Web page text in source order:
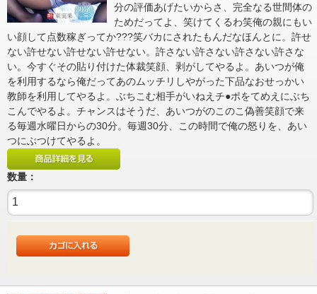
分の評価あげたいからさ、完全なる世間体の
ためだってよ、笑けてくるわ笑俺の親にもい
い顔して点数稼ぎってか???笑バカにされたもんだなほんとに。許せ
ない許せない許せない許せない。許さない許さない許さない許さな
い。今すぐその貼り付けた体裁笑顔、剥がしてやるよ。あいつが俺
を利用するなら俺だってあのムッチリしやがった下品なおせっかい
教師を利用してやるよ。ぶちこむ相手がいねえチ●ポをてめえにぶち
こんでやるよ。チャンスはそうだ、あいつがのこのこ偽善笑顔で来
る毎週水曜日からの30分。毎週30分、この時間で俺の怒りを、あい
つにぶつけてやるよ。
数量：